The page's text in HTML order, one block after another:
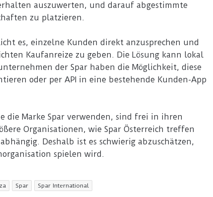
auszuwerten, und darauf abgestimmte
zu platzieren.
es, einzelne Kunden direkt anzusprechen und
Kaufanreize zu geben. Die Lösung kann lokal
der Spar haben die Möglichkeit, diese
oder per API in eine bestehende Kunden-App
die Marke Spar verwenden, sind frei in ihren
Organisationen, wie Spar Österreich treffen
Deshalb ist es schwierig abzuschätzen,
spielen wird.
Spar Spar International